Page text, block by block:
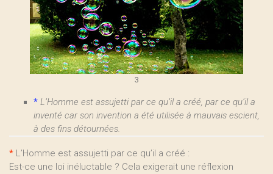
3
* L’Homme est assujetti par ce qu’il a créé, par ce qu’il a
inventé car son invention a été utilisée à mauvais escient,
à des fins détournées.
* L’Homme est assujetti par ce qu’il a créé :
Est-ce une loi inéluctable ? Cela exigerait une réflexion